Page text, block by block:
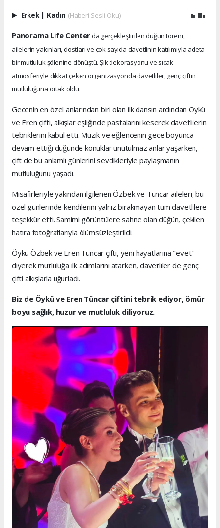
Erkek | Kadın (Haberi Sesli Oku)
Panorama Life Center'da gerçekleştirilen düğün töreni,
ailelerin yakınları, dostları ve çok sayıda davetlinin katılımıyla adeta
bir mutluluk şölenine dönüştü. Şık dekorasyonu ve sıcak
atmosferiyle dikkat çeken organizasyonda davetliler, genç çiftin
mutluluğuna ortak oldu.
Gecenin en özel anlarından biri olan ilk dansın ardından Öykü
ve Eren çifti, alkışlar eşliğinde pastalarını keserek davetlilerin
tebriklerini kabul etti. Müzik ve eğlencenin gece boyunca
devam ettiği düğünde konuklar unutulmaz anlar yaşarken,
çift de bu anlamlı günlerini sevdikleriyle paylaşmanın
mutluluğunu yaşadı.
Misafirleriyle yakından ilgilenen Özbek ve Tüncar aileleri, bu
özel günlerinde kendilerini yalnız bırakmayan tüm davetlilere
teşekkür etti. Samimi görüntülere sahne olan düğün, çekilen
hatıra fotoğraflarıyla ölümsüzleştirildi.
Öykü Özbek ve Eren Tüncar çifti, yeni hayatlarına "evet"
diyerek mutluluğa ilk adımlarını atarken, davetliler de genç
çifti alkışlarla uğurladı.
Biz de Öykü ve Eren Tüncar çiftini tebrik ediyor, ömür
boyu sağlık, huzur ve mutluluk diliyoruz.